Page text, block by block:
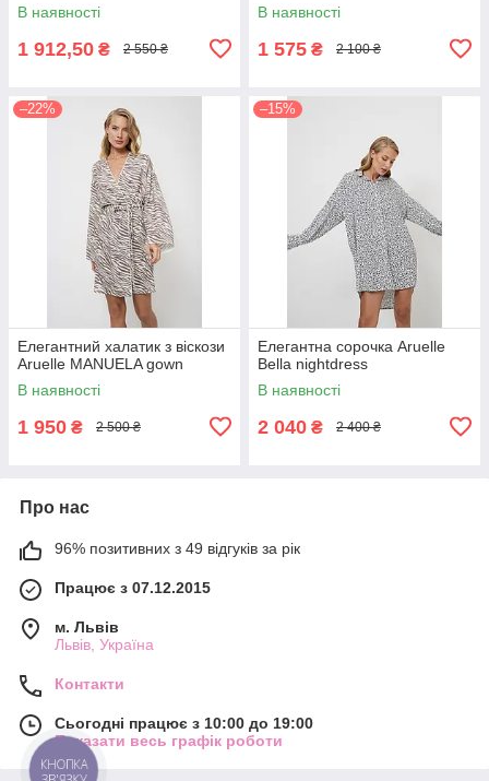
В наявності
1 912,50 ₴ 2 550 ₴
В наявності
1 575 ₴ 2 100 ₴
–22%
Елегантний халатик з віскози
Aruelle MANUELA gown
В наявності
1 950 ₴ 2 500 ₴
–15%
Елегантна сорочка Aruelle
Bella nightdress
В наявності
2 040 ₴ 2 400 ₴
Про нас
96% позитивних з 49 відгуків за рік
Працює з 07.12.2015
м. Львів
Львів, Україна
Контакти
Сьогодні працює з 10:00 до 19:00
Показати весь графік роботи
КНОПКА